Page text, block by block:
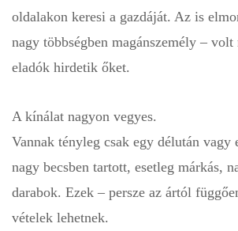
oldalakon keresi a gazdáját. Az is
nagy többségben magánszemély – volt
eladók hirdetik őket.
A kínálat nagyon vegyes.
Vannak tényleg csak egy délután vagy
nagy becsben tartott, esetleg márkás,
darabok. Ezek – persze az ártól
vételek lehetnek.